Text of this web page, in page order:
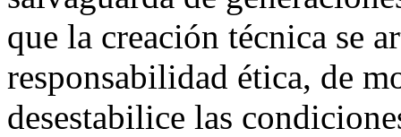
que la creación técnica se
responsabilidad ética, de
desestabilice las